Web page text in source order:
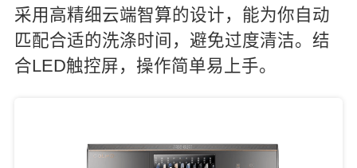
采用高精细云端智算的设计，能为你自动
匹配合适的洗涤时间，避免过度清洁。结
合LED触控屏，操作简单易上手。